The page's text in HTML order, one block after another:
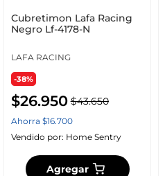
Cubretimon Lafa Racing
Negro Lf-4178-N
LAFA RACING
-38%
$26.950 $43.650
Ahorra $16.700
Vendido por: Home Sentry
Agregar